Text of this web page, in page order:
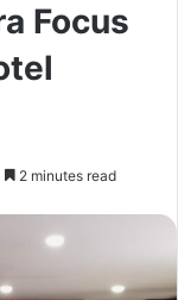
Focus
2 minutes read